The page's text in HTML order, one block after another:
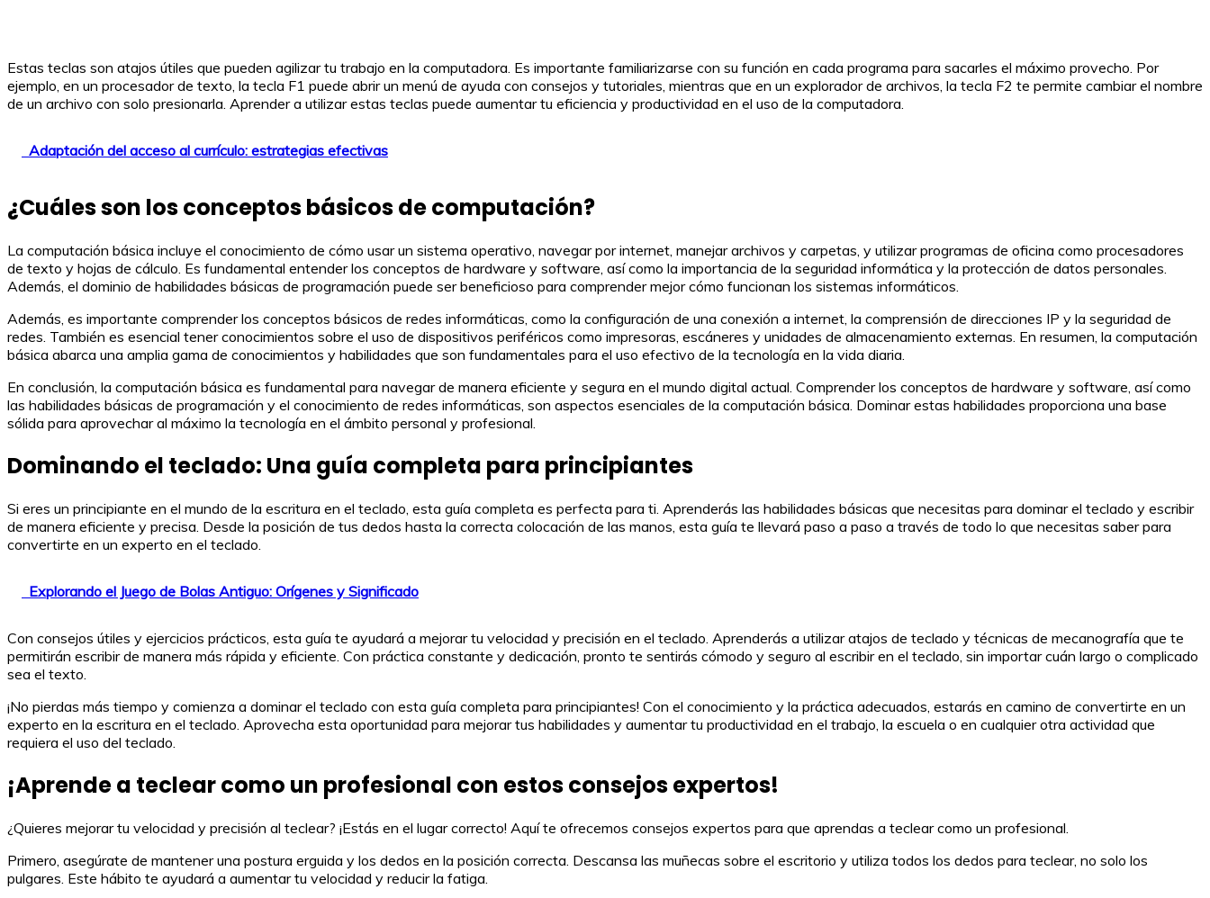
Estas teclas son atajos útiles que pueden agilizar tu trabajo en la computadora. Es importante familiarizarse con su función en cada programa para sacarles el máximo provecho. Por
ejemplo, en un procesador de texto, la tecla F1 puede abrir un menú de ayuda con consejos y tutoriales, mientras que en un explorador de archivos, la tecla F2 te permite cambiar el nombre
de un archivo con solo presionarla. Aprender a utilizar estas teclas puede aumentar tu eficiencia y productividad en el uso de la computadora.
Adaptación del acceso al currículo: estrategias efectivas
¿Cuáles son los conceptos básicos de computación?
La computación básica incluye el conocimiento de cómo usar un sistema operativo, navegar por internet, manejar archivos y carpetas, y utilizar programas de oficina como procesadores
de texto y hojas de cálculo. Es fundamental entender los conceptos de hardware y software, así como la importancia de la seguridad informática y la protección de datos personales.
Además, el dominio de habilidades básicas de programación puede ser beneficioso para comprender mejor cómo funcionan los sistemas informáticos.
Además, es importante comprender los conceptos básicos de redes informáticas, como la configuración de una conexión a internet, la comprensión de direcciones IP y la seguridad de
redes. También es esencial tener conocimientos sobre el uso de dispositivos periféricos como impresoras, escáneres y unidades de almacenamiento externas. En resumen, la computación
básica abarca una amplia gama de conocimientos y habilidades que son fundamentales para el uso efectivo de la tecnología en la vida diaria.
En conclusión, la computación básica es fundamental para navegar de manera eficiente y segura en el mundo digital actual. Comprender los conceptos de hardware y software, así como
las habilidades básicas de programación y el conocimiento de redes informáticas, son aspectos esenciales de la computación básica. Dominar estas habilidades proporciona una base
sólida para aprovechar al máximo la tecnología en el ámbito personal y profesional.
Dominando el teclado: Una guía completa para principiantes
Si eres un principiante en el mundo de la escritura en el teclado, esta guía completa es perfecta para ti. Aprenderás las habilidades básicas que necesitas para dominar el teclado y escribir
de manera eficiente y precisa. Desde la posición de tus dedos hasta la correcta colocación de las manos, esta guía te llevará paso a paso a través de todo lo que necesitas saber para
convertirte en un experto en el teclado.
Explorando el Juego de Bolas Antiguo: Orígenes y Significado
Con consejos útiles y ejercicios prácticos, esta guía te ayudará a mejorar tu velocidad y precisión en el teclado. Aprenderás a utilizar atajos de teclado y técnicas de mecanografía que te
permitirán escribir de manera más rápida y eficiente. Con práctica constante y dedicación, pronto te sentirás cómodo y seguro al escribir en el teclado, sin importar cuán largo o complicado
sea el texto.
¡No pierdas más tiempo y comienza a dominar el teclado con esta guía completa para principiantes! Con el conocimiento y la práctica adecuados, estarás en camino de convertirte en un
experto en la escritura en el teclado. Aprovecha esta oportunidad para mejorar tus habilidades y aumentar tu productividad en el trabajo, la escuela o en cualquier otra actividad que
requiera el uso del teclado.
¡Aprende a teclear como un profesional con estos consejos expertos!
¿Quieres mejorar tu velocidad y precisión al teclear? ¡Estás en el lugar correcto! Aquí te ofrecemos consejos expertos para que aprendas a teclear como un profesional.
Primero, asegúrate de mantener una postura erguida y los dedos en la posición correcta. Descansa las muñecas sobre el escritorio y utiliza todos los dedos para teclear, no solo los
pulgares. Este hábito te ayudará a aumentar tu velocidad y reducir la fatiga.